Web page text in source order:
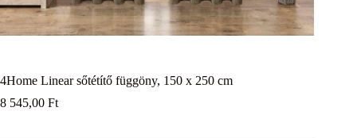
4Home Linear sőtétítő függöny, 150 x 250 cm
8 545,00 Ft